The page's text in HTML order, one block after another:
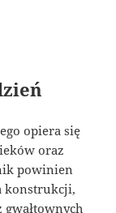
opiera się
oraz
powinien
konstrukcji,